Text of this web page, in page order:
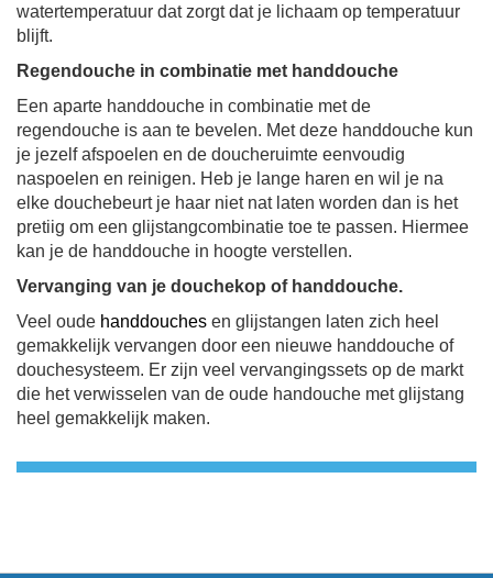
watertemperatuur dat zorgt dat je lichaam op temperatuur
blijft.
Regendouche in combinatie met handdouche
Een aparte handdouche in combinatie met de
regendouche is aan te bevelen. Met deze handdouche kun
je jezelf afspoelen en de doucheruimte eenvoudig
naspoelen en reinigen. Heb je lange haren en wil je na
elke douchebeurt je haar niet nat laten worden dan is het
pretiig om een glijstangcombinatie toe te passen. Hiermee
kan je de handdouche in hoogte verstellen.
Vervanging van je douchekop of handdouche.
Veel oude handdouches en glijstangen laten zich heel
gemakkelijk vervangen door een nieuwe handdouche of
douchesysteem. Er zijn veel vervangingssets op de markt
die het verwisselen van de oude handouche met glijstang
heel gemakkelijk maken.